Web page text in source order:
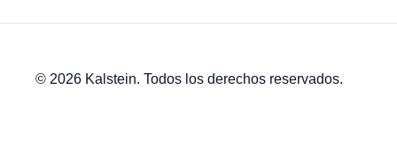
© 2026 Kalstein. Todos los derechos reservados.